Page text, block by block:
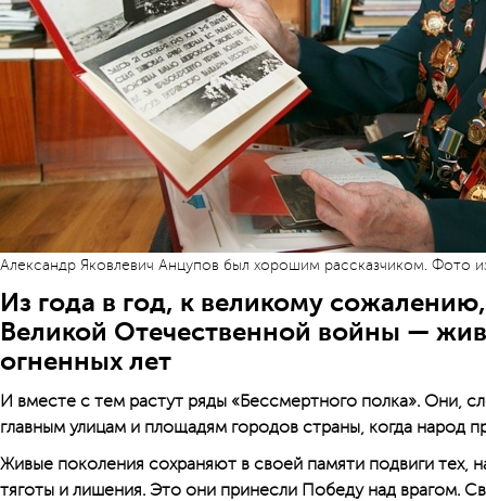
Александр Яковлевич Анцупов был хорошим рассказчиком. Фото
Из года в год, к великому
Великой Отечественной войны —
огненных лет
И вместе с тем растут ряды «Бессмертного полка». Они,
главным улицам и площадям городов страны, когда народ
Живые поколения сохраняют в своей памяти подвиги тех,
тяготы и лишения. Это они принесли Победу над врагом.